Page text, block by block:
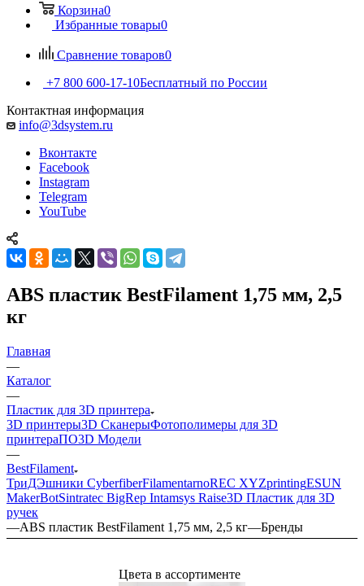
Корзина0
Избранные товары0
Сравнение товаров0
+7 800 600-17-10Бесплатный по России
Контактная информация
info@3dsystem.ru
Вконтакте
Facebook
Instagram
Telegram
YouTube
ABS пластик BestFilament 1,75 мм, 2,5
кг
Главная
—
Каталог
—
Пластик для 3D принтера
3D принтеры3D СканерыФотополимеры для 3D
принтераПО3D Модели
—
BestFilament
ТриДЭшники CyberfiberFilamentarnoREC XYZprintingESUN
MakerBotSintratec BigRep Intamsys Raise3D Пластик для 3D
ручек
—ABS пластик BestFilament 1,75 мм, 2,5 кг—Бренды
Цвета в ассортименте